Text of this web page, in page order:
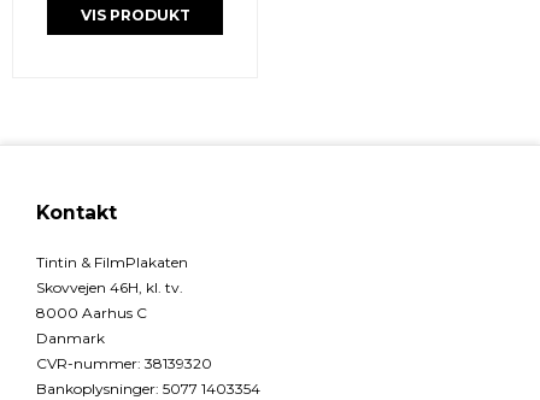
VIS PRODUKT
Kontakt
Tintin & FilmPlakaten
Skovvejen 46H, kl. tv.
8000 Aarhus C
Danmark
CVR-nummer: 38139320
Bankoplysninger: 5077 1403354